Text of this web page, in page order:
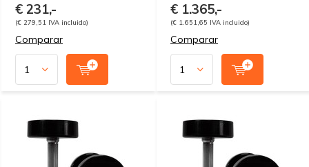
€ 231,-
(€ 279,51 IVA incluido)
Comparar
€ 1.365,-
(€ 1.651,65 IVA incluido)
Comparar